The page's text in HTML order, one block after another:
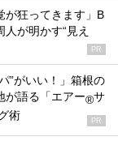
が狂ってきます」B
が明かす“見え
PR
”がいい！」箱根の
が語る「エアー®サ
術 PR